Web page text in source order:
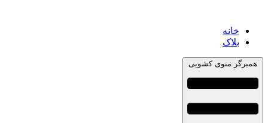
خانه
بلاک
همبرگر منوی کشویی